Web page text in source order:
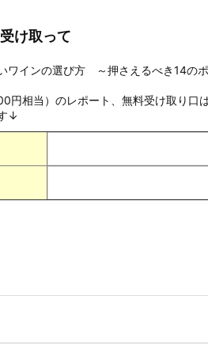
け取って
ワインの選び方 ～押さえるべき14のポ
円相当）のレポート、無料受け取り口
↓